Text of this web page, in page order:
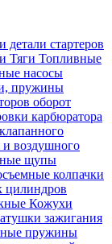
детали стартеров
Тяги Топливные
насосы
пружины
оборот
карбюратора
воздушного
щупы
колпачки
цилиндров
Кожухи
зажигания
пружины